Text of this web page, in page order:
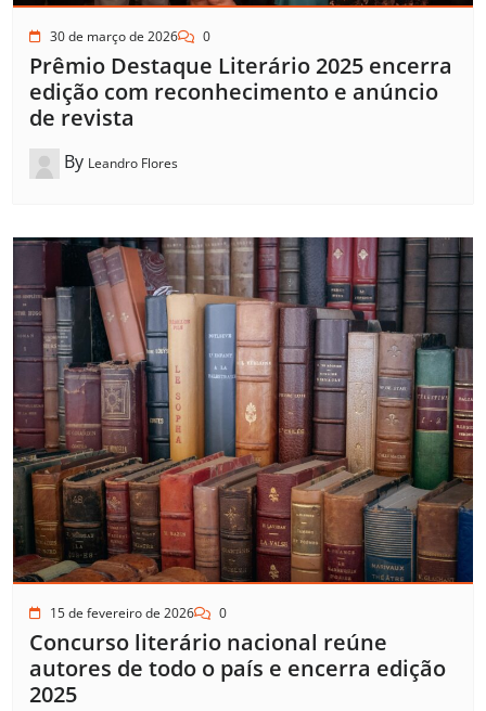
30 de março de 2026 0
Prêmio Destaque Literário 2025 encerra
edição com reconhecimento e anúncio
de revista
By Leandro Flores
15 de fevereiro de 2026 0
Concurso literário nacional reúne
autores de todo o país e encerra edição
2025